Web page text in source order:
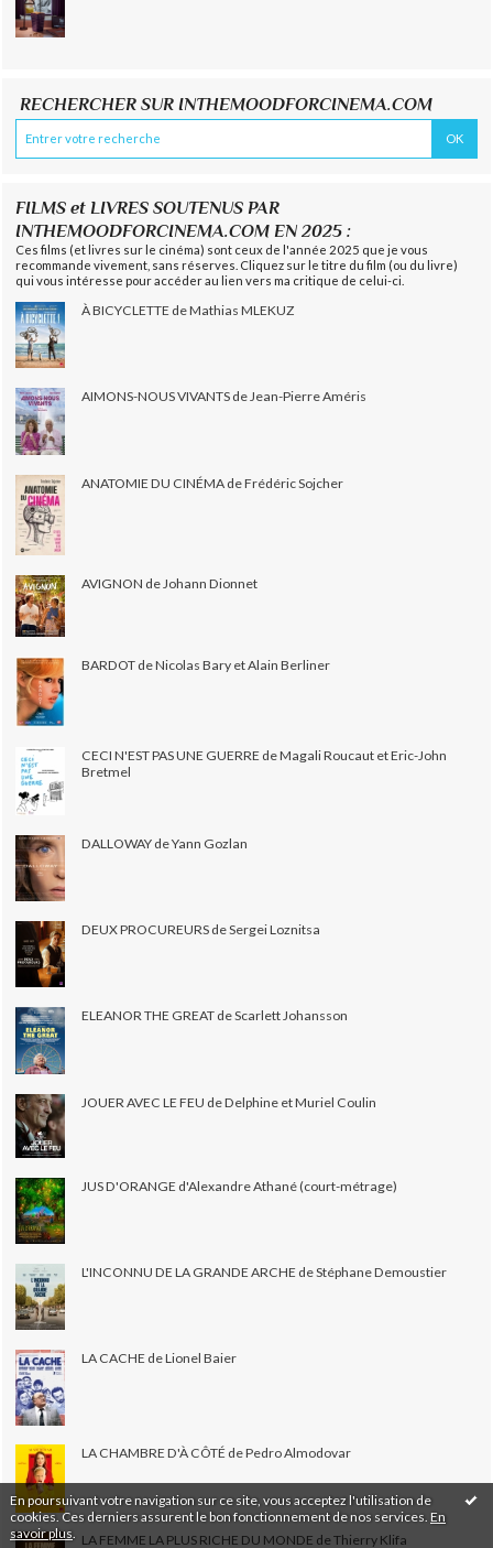
En poursuivant votre navigation sur ce site, vous acceptez l'utilisation de
cookies. Ces derniers assurent le bon fonctionnement de nos services. En
savoir plus
RECHERCHER SUR INTHEMOODFORCINEMA.COM
FILMS et LIVRES SOUTENUS PAR
INTHEMOODFORCINEMA.COM EN 2025 :
Ces films (et livres sur le cinéma) sont ceux de l'année 2025 que je vous
recommande vivement, sans réserves. Cliquez sur le titre du film (ou du livre)
qui vous intéresse pour accéder au lien vers ma critique de celui-ci.
À BICYCLETTE de Mathias MLEKUZ
AIMONS-NOUS VIVANTS de Jean-Pierre Améris
ANATOMIE DU CINÉMA de Frédéric Sojcher
AVIGNON de Johann Dionnet
BARDOT de Nicolas Bary et Alain Berliner
CECI N'EST PAS UNE GUERRE de Magali Roucaut et Eric-John
Bretmel
DALLOWAY de Yann Gozlan
DEUX PROCUREURS de Sergei Loznitsa
ELEANOR THE GREAT de Scarlett Johansson
JOUER AVEC LE FEU de Delphine et Muriel Coulin
JUS D'ORANGE d'Alexandre Athané (court-métrage)
L'INCONNU DE LA GRANDE ARCHE de Stéphane Demoustier
LA CACHE de Lionel Baier
LA CHAMBRE D'À CÔTÉ de Pedro Almodovar
LA FEMME LA PLUS RICHE DU MONDE de Thierry Klifa